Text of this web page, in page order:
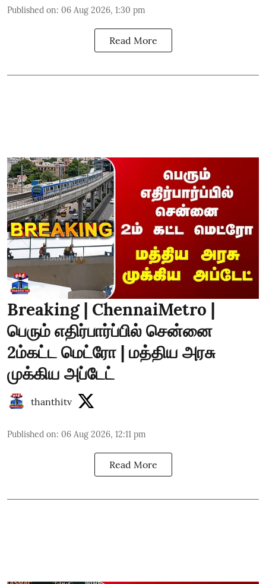
Published on: 06 Aug 2026, 1:30 pm
Read More
Breaking | ChennaiMetro |
பெரும் எதிர்பார்ப்பில் சென்னை
2ம்கட்ட மெட்ரோ | மத்திய அரசு
முக்கிய அப்டேட்
thanthitv
Published on: 06 Aug 2026, 12:11 pm
Read More